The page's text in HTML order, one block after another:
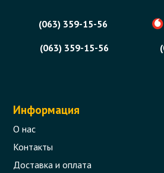
(063) 359-15-56
(063) 359-15-56
Информация
О нас
Контакты
Доставка и оплата